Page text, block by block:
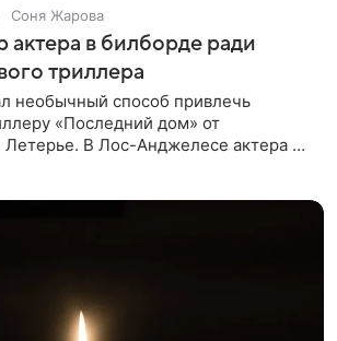
Соня Жарова
актера в билборде ради
триллера
необычный способ привлечь
«Последний дом» от
В Лос-Анджелесе актера на